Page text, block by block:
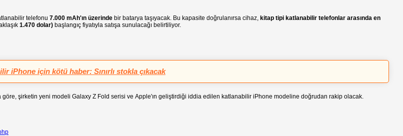
telefonu 7.000 mAh'ın üzerinde bir batarya taşıyacak. Bu kapasite doğrulanırsa cihaz, kitap tipi katlanabilir telefonlar arasında en
1.470 dolar) başlangıç fiyatıyla satışa sunulacağı belirtiliyor.
iPhone için kötü haber: Sınırlı stokla çıkacak
şirketin yeni modeli Galaxy Z Fold serisi ve Apple'ın geliştirdiği iddia edilen katlanabilir iPhone modeline doğrudan rakip olacak.